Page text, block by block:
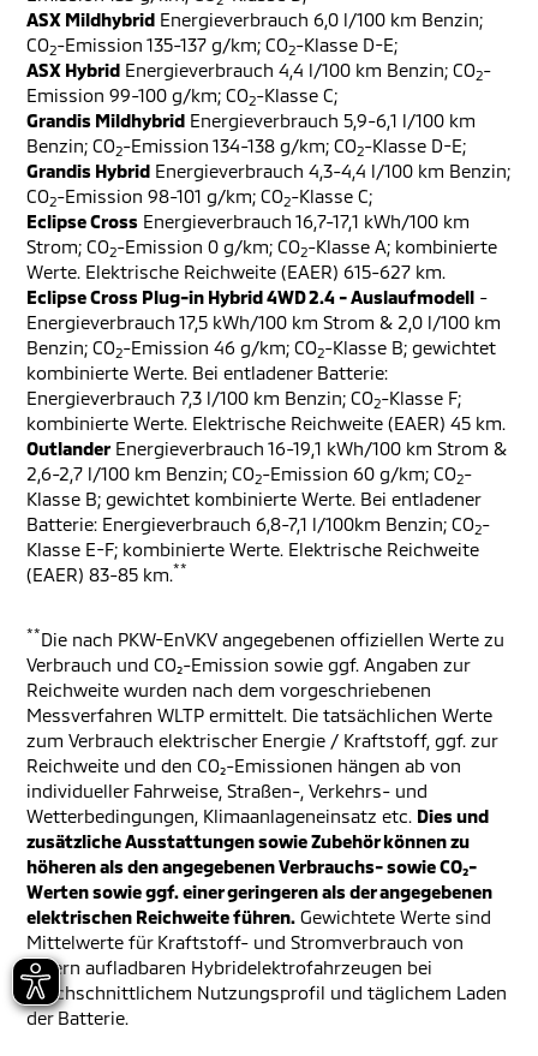
ASX Mildhybrid Energieverbrauch 6,0 l/100 km Benzin;
CO2-Emission 135-137 g/km; CO2-Klasse D-E;
ASX Hybrid Energieverbrauch 4,4 l/100 km Benzin; CO2-
Emission 99-100 g/km; CO2-Klasse C;
Grandis Mildhybrid Energieverbrauch 5,9-6,1 l/100 km
Benzin; CO2-Emission 134-138 g/km; CO2-Klasse D-E;
Grandis Hybrid Energieverbrauch 4,3-4,4 l/100 km Benzin;
CO2-Emission 98-101 g/km; CO2-Klasse C;
Eclipse Cross Energieverbrauch 16,7-17,1 kWh/100 km
Strom; CO2-Emission 0 g/km; CO2-Klasse A; kombinierte
Werte. Elektrische Reichweite (EAER) 615-627 km.
Eclipse Cross Plug-in Hybrid 4WD 2.4 - Auslaufmodell -
Energieverbrauch 17,5 kWh/100 km Strom & 2,0 l/100 km
Benzin; CO2-Emission 46 g/km; CO2-Klasse B; gewichtet
kombinierte Werte. Bei entladener Batterie:
Energieverbrauch 7,3 l/100 km Benzin; CO2-Klasse F;
kombinierte Werte. Elektrische Reichweite (EAER) 45 km.
Outlander Energieverbrauch 16-19,1 kWh/100 km Strom &
2,6-2,7 l/100 km Benzin; CO2-Emission 60 g/km; CO2-
Klasse B; gewichtet kombinierte Werte. Bei entladener
Batterie: Energieverbrauch 6,8-7,1 l/100km Benzin; CO2-
Klasse E-F; kombinierte Werte. Elektrische Reichweite
(EAER) 83-85 km.**
**Die nach PKW-EnVKV angegebenen offiziellen Werte zu
Verbrauch und CO₂-Emission sowie ggf. Angaben zur
Reichweite wurden nach dem vorgeschriebenen
Messverfahren WLTP ermittelt. Die tatsächlichen Werte
zum Verbrauch elektrischer Energie / Kraftstoff, ggf. zur
Reichweite und den CO₂-Emissionen hängen ab von
individueller Fahrweise, Straßen-, Verkehrs- und
Wetterbedingungen, Klimaanlageneinsatz etc. Dies und
zusätzliche Ausstattungen sowie Zubehör können zu
höheren als den angegebenen Verbrauchs- sowie CO₂-
Werten sowie ggf. einer geringeren als der angegebenen
elektrischen Reichweite führen. Gewichtete Werte sind
Mittelwerte für Kraftstoff- und Stromverbrauch von
extern aufladbaren Hybridelektrofahrzeugen bei
durchschnittlichem Nutzungsprofil und täglichem Laden
der Batterie.